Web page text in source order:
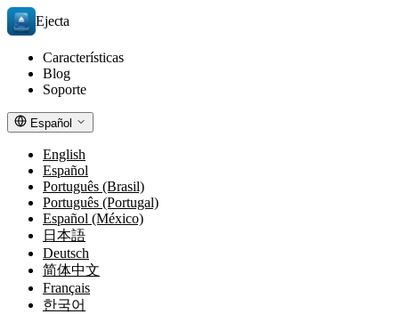
Ejecta
Características
Blog
Soporte
Español
English
Español
Português (Brasil)
Português (Portugal)
Español (México)
日本語
Deutsch
简体中文
Français
한국어